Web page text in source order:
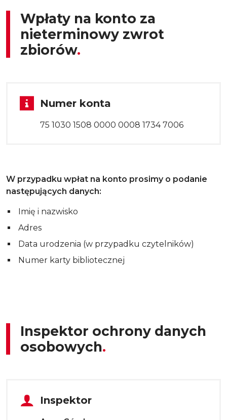
Wpłaty na konto za
nieterminowy zwrot
zbiorów
Numer konta
Tekst
75 1030 1508 0000 0008 1734 7006
W przypadku wpłat na konto prosimy o podanie
następujących danych:
Imię i nazwisko
Adres
Data urodzenia (w przypadku czytelników)
Numer karty bibliotecznej
Inspektor ochrony danych
osobowych
Tytuł sekcji
Inspektor